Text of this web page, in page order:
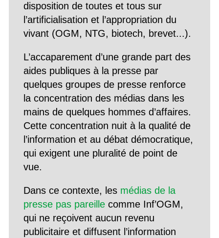
disposition de toutes et tous sur
l’artificialisation et l’appropriation du
vivant (OGM, NTG, biotech, brevet...).
L’accaparement d’une grande part des
aides publiques à la presse par
quelques groupes de presse renforce
la concentration des médias dans les
mains de quelques hommes d’affaires.
Cette concentration nuit à la qualité de
l’information et au débat démocratique,
qui exigent une pluralité de point de
vue.
Dans ce contexte, les médias de la
presse pas pareillecomme Inf’OGM,
qui ne reçoivent aucun revenu
publicitaire et diffusent l’information